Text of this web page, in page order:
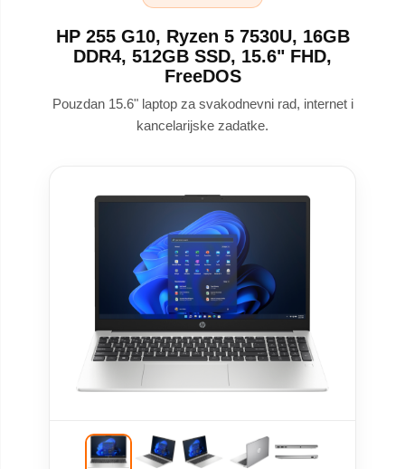
HP 255 G10, Ryzen 5 7530U, 16GB
DDR4, 512GB SSD, 15.6" FHD,
FreeDOS
Pouzdan 15.6" laptop za svakodnevni rad, internet i
kancelarijske zadatke.